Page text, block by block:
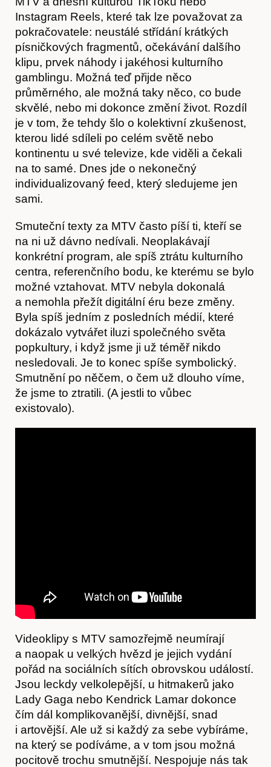
Předplatné
Instagram Reels, které tak lze považovat za
pokračovatele: neustálé střídání krátkých
písničkových fragmentů, očekávání dalšího
klipu, prvek náhody i jakéhosi kulturního
gamblingu. Možná teď přijde něco
průměrného, ale možná taky něco, co bude
skvělé, nebo mi dokonce změní život. Rozdíl
je v tom, že tehdy šlo o kolektivní zkušenost,
kterou lidé sdíleli po celém světě nebo
kontinentu u své televize, kde viděli a čekali
na to samé. Dnes jde o nekonečný
individualizovaný feed, který sledujeme jen
sami.
Smuteční texty za MTV často píší ti, kteří se
na ni už dávno nedívali. Neoplakávají
konkrétní program, ale spíš ztrátu kulturního
centra, referenčního bodu, ke kterému se bylo
možné vztahovat. MTV nebyla dokonalá
a nemohla přežít digitální éru beze změny.
Byla spíš jedním z posledních médií, které
dokázalo vytvářet iluzi společného světa
popkultury, i když jsme ji už téměř nikdo
nesledovali. Je to konec spíše symbolický.
Smutnění po něčem, o čem už dlouho víme,
že jsme to ztratili. (A jestli to vůbec
existovalo).
Videoklipy s MTV samozřejmě neumírají
a naopak u velkých hvězd je jejich vydání
pořád na sociálních sítích obrovskou událostí.
Jsou leckdy velkolepější, u hitmakerů jako
Lady Gaga nebo Kendrick Lamar dokonce
čím dál komplikovanější, divnější, snad
i artovější. Ale už si každý za sebe vybíráme,
na který se podíváme, a v tom jsou možná
pocitově trochu smutnější. Nespojuje nás tak